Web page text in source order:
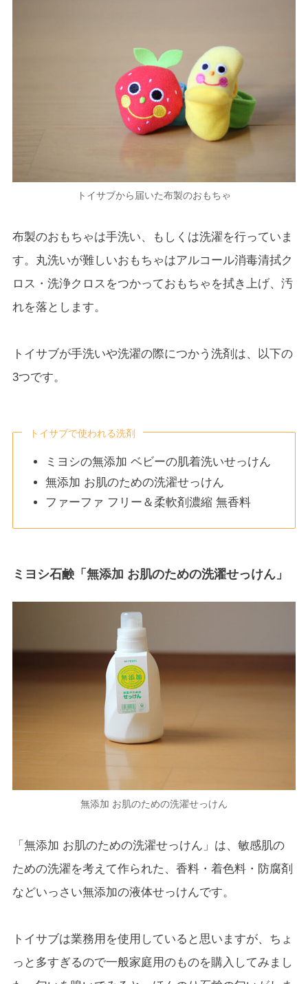
トイサブから届いた布製のおもちゃ
布製のおもちゃは手洗い、もしくは洗濯を行っていま
す。丸洗いが難しいおもちゃはアルコール消毒清拭ク
ロス・洗浄クロスをつかっておもちゃを拭き上げ、汚
れを落とします。
トイサブが手洗いや洗濯の際につかう洗剤は、以下の
3つです。
トイサブで使われる洗剤
ミヨシの無添加 ベビーの肌着洗いせっけん
無添加 お肌のための洗濯せっけん
ファーファ フリー＆柔軟剤濃縮 無香料
ミヨシ石鹸「無添加 お肌のための洗濯せっけん」
無添加 お肌のための洗濯せっけん
「無添加 お肌のための洗濯せっけん」は、敏感肌の
ための洗濯を考えて作られた、香料・着色料・防腐剤
などいっさい無添加の液体せっけんです。
トイサブは業務用を使用していると思いますが、ちょ
っと多すぎるので一般家庭用のものを購入してみまし